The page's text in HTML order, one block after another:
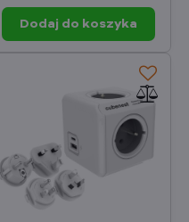
Dodaj do koszyka